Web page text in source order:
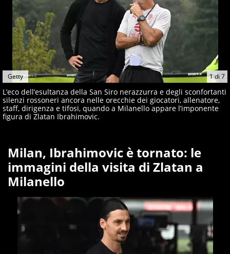
1di 7
Getty
L’eco dell’esultanza della San Siro nerazzurra e degli sconfortanti
silenzi rossoneri ancora nelle orecchie dei giocatori, allenatore,
staff, dirigenza e tifosi, quando a Milanello appare l’imponente
figura di Zlatan Ibrahimovic.
Milan, Ibrahimovic è tornato: le
immagini della visita di Zlatan a
Milanello